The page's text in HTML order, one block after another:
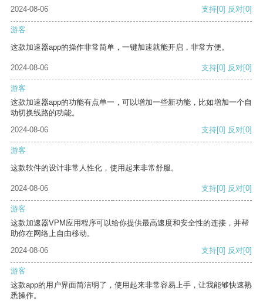
2024-08-06 支持[0] 反对[0]
游客
这款加速器app的操作非常简单，一键加速就能开启，非常方便。
2024-08-06 支持[0] 反对[0]
游客
这款加速器app的功能有点单一，可以增加一些新功能，比如增加一个自
动切换线路的功能。
2024-08-06
支持[0] 反对[0]
游客
这款软件的设计非常人性化，使用起来非常舒服。
2024-08-06 支持[0] 反对[0]
游客
这款加速器VPM应用程序可以给你提供最高速度和安全性的连接，并帮
助你在网络上自由移动。
2024-08-06
支持[0] 反对[0]
游客
这款app的用户界面简洁明了，使用起来非常容易上手，让我能够快速熟
悉操作。